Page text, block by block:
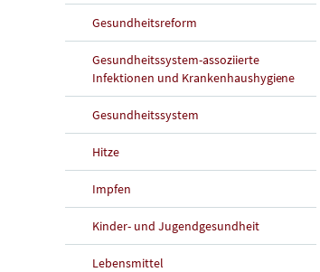
Gesundheitsreform
Gesundheitssystem-assoziierte
Infektionen und Krankenhaushygiene
Gesundheitssystem
Hitze
Impfen
Kinder- und Jugendgesundheit
Lebensmittel